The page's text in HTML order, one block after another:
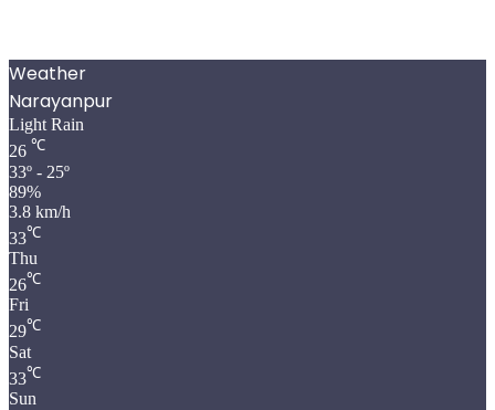
Weather
Narayanpur
Light Rain
26 ℃
33º - 25º
89%
3.8 km/h
33℃
Thu
26℃
Fri
29℃
Sat
33℃
Sun